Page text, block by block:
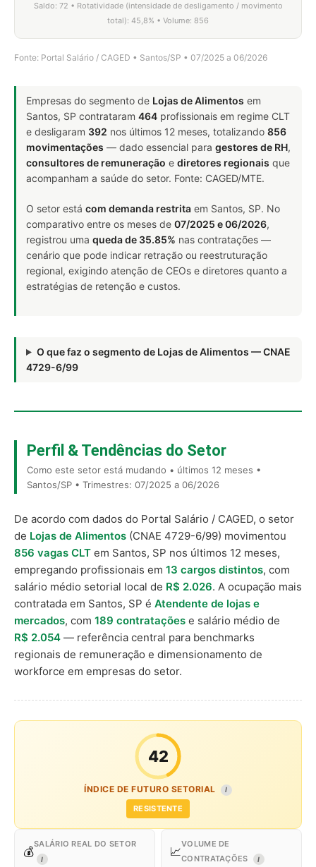
Saldo: 72 • Rotatividade (intensidade de desligamento / movimento
total): 45,8% • Volume: 856
Fonte: Portal Salário / CAGED • Santos/SP • 07/2025 a 06/2026
Empresas do segmento de Lojas de Alimentos em
Santos, SP contrataram 464 profissionais em regime CLT
e desligaram 392 nos últimos 12 meses, totalizando 856
movimentações — dado essencial para gestores de RH,
consultores de remuneração e diretores regionais que
acompanham a saúde do setor. Fonte: CAGED/MTE.
O setor está com demanda restrita em Santos, SP. No
comparativo entre os meses de 07/2025 e 06/2026,
registrou uma queda de 35.85% nas contratações —
cenário que pode indicar retração ou reestruturação
regional, exigindo atenção de CEOs e diretores quanto a
estratégias de retenção e custos.
O que faz o segmento de Lojas de Alimentos — CNAE
4729-6/99
Perfil & Tendências do Setor
Como este setor está mudando • últimos 12 meses •
Santos/SP • Trimestres: 07/2025 a 06/2026
De acordo com dados do Portal Salário / CAGED, o setor
de Lojas de Alimentos (CNAE 4729-6/99) movimentou
856 vagas CLT em Santos, SP nos últimos 12 meses,
empregando profissionais em 13 cargos distintos, com
salário médio setorial local de R$ 2.026. A ocupação mais
contratada em Santos, SP é Atendente de lojas e
mercados, com 189 contratações e salário médio de
R$ 2.054 — referência central para benchmarks
regionais de remuneração e dimensionamento de
workforce em empresas do setor.
42
ÍNDICE DE FUTURO SETORIAL I
RESISTENTE
💰
SALÁRIO REAL DO SETOR
I
📈
VOLUME DE
CONTRATAÇÕES
I